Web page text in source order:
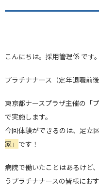
こんにちは。採用管理係 です。
プラチナナース（定年退職前
東京都ナースプラザ主催の「
で実施します。
今回体験ができるのは、足立
家」 です！
病院で働いたことはあるけど
うプラチナナースの皆様におす